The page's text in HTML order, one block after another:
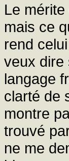
Le
mais ce
rend
veux dire
langage
clarté de
montre
trouvé
ne me